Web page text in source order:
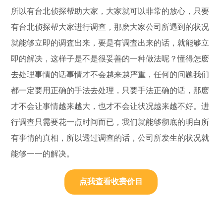
所以有台北侦探帮助大家，大家就可以非常的放心，只要
有台北侦探帮大家进行调查，那麽大家公司所遇到的状况
就能够立即的调査出来，要是有调査出来的话，就能够立
即的解决，这样子是不是很妥善的一种做法呢？懂得怎麽
去处理事情的话事情才不会越来越严重，任何的问题我们
都一定要用正确的手法去处理，只要手法正确的话，那麽
才不会让事情越来越大，也才不会让状况越来越不好。进
行调查只需要花一点时间而已，我们就能够彻底的明白所
有事情的真相，所以透过调查的话，公司所发生的状况就
能够一一的解决。
点我查看收费价目